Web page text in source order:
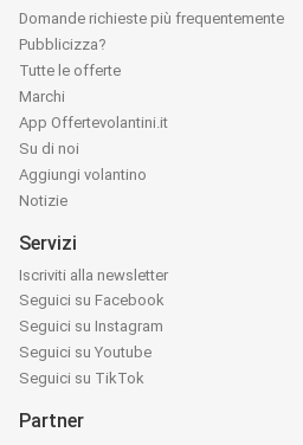
Domande richieste più frequentemente
Pubblicizza?
Tutte le offerte
Marchi
App Offertevolantini.it
Su di noi
Aggiungi volantino
Notizie
Servizi
Iscriviti alla newsletter
Seguici su Facebook
Seguici su Instagram
Seguici su Youtube
Seguici su TikTok
Partner